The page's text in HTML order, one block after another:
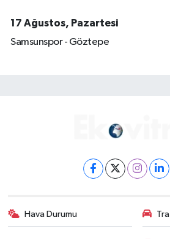
17 Ağustos, Pazartesi
Samsunspor - Göztepe
Hava Durumu